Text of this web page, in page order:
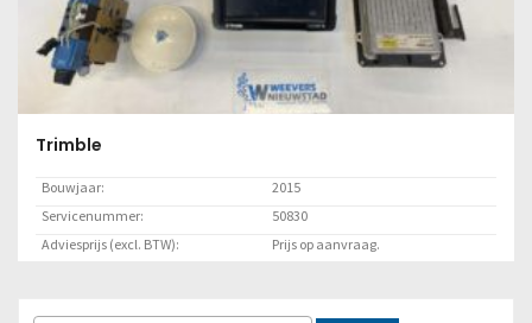
Trimble
Bouwjaar:
2015
Servicenummer:
50830
Adviesprijs (excl. BTW):
Prijs op aanvraag.